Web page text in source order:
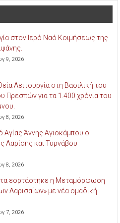
στον Ιερό Ναό Κοιμήσεως της
9, 2026
Λειτουργία στη Βασιλική του
Πρεσπών για τα 1.400 χρόνια του
8, 2026
Αγίας Άννης Αγιοκάμπου ο
Λαρίσης και Τυρνάβου
8, 2026
εορτάστηκε η Μεταμόρφωση
Λαρισαίων» με νέα ομαδική
7, 2026